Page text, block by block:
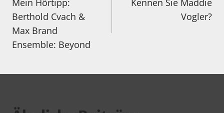
Mein Hörtipp:
Berthold Cvach &
Max Brand
Ensemble: Beyond
Kennen Sie Maddie
Vogler?